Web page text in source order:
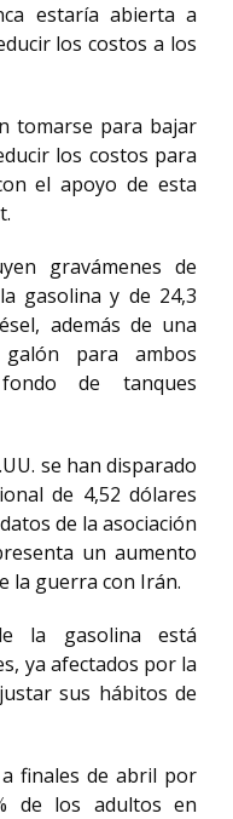
estaría abierta a
los costos a los
tomarse para bajar
los costos para
el apoyo de esta
gravámenes de
gasolina y de 24,3
además de una
para ambos
de tanques
se han disparado
de 4,52 dólares
de la asociación
un aumento
la guerra con Irán.
la gasolina está
ya afectados por la
sus hábitos de
finales de abril por
de los adultos en